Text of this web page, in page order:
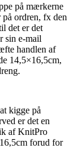
på mærkerne
på ordren, fx den
det er det
sin e-mail
handlen af
14,5×16,5cm,
kigge på
er det en
af KnitPro
forud for